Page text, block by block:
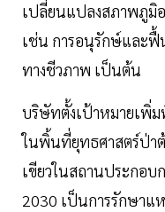
เปลี่ยนแปลงสภาพภูมิอ
เช่น การอนุรักษ์และฟื้
ทางชีวภาพ เป็นต้น
บริษัทตั้งเป้าหมายเ
ในพิ้นที่ยุทธศาสตร์ป่า
เขียวในสถานประกอบ
2030 เป็นการรักษาแ